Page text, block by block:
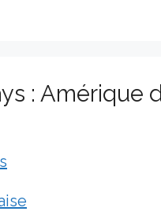
: Amérique